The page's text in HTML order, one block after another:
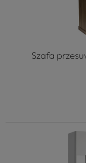
Szafa